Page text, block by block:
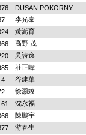
DUSAN POKORNY
李光泰
黃嵩育
高野 茂
吳詩逸
莊正暐
谷建華
徐灝竣
沈永福
陳鵬宇
游春生